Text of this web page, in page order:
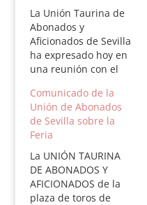
La Unión Taurina de
Abonados y
Aficionados de Sevilla
ha expresado hoy en
una reunión con el
Mayor de la Real
Maestranza, Alfonso
Guajardo Fajardo, la
preocupación del
colectivo por los
derroteros que, a su
juicio, está tomando
la fiesta de los toros
Comunicado de la
Unión de Abonados
de Sevilla sobre la
Feria
La UNIÓN TAURINA
DE ABONADOS Y
AFICIONADOS de la
plaza de toros de